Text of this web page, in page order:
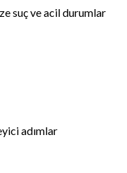
suç ve acil durumlar
adımlar